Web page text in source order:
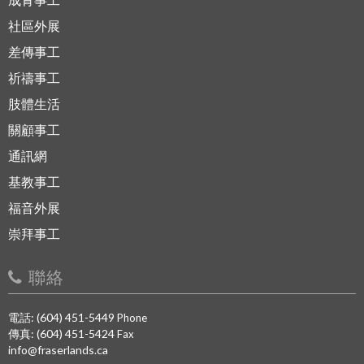
社區外展
差傳事工
祈禱事工
肢體生活
關顧事工
通訊網
基教事工
福音外展
崇拜事工
聯絡
電話: (604) 451-5449 Phone
傳真: (604) 451-5424Fax
info@fraserlands.ca